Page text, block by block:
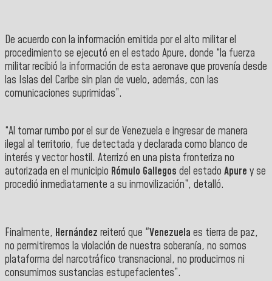
De acuerdo con la información emitida por el alto militar el
procedimiento se ejecutó en el estado Apure, donde “la fuerza
militar recibió la información de esta aeronave que provenía desde
las Islas del Caribe sin plan de vuelo, además, con las
comunicaciones suprimidas”.
“Al tomar rumbo por el sur de Venezuela e ingresar de manera
ilegal al territorio, fue detectada y declarada como blanco de
interés y vector hostil. Aterrizó en una pista fronteriza no
autorizada en el municipio Rómulo Gallegos del estado Apure y se
procedió inmediatamente a su inmovilización”, detalló.
Finalmente, Hernández reiteró que "Venezuela es tierra de paz,
no permitiremos la violación de nuestra soberanía, no somos
plataforma del narcotráfico transnacional, no producimos ni
consumimos sustancias estupefacientes”.